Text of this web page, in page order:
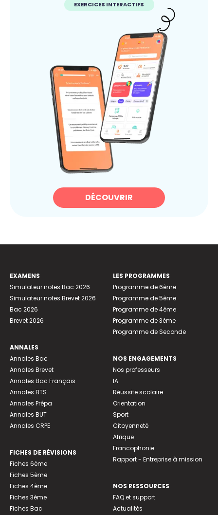
EXERCICES INTERACTIFS
DÉCOUVRIR
EXAMENS
Simulateur notes Bac 2026
Simulateur notes Brevet 2026
Bac 2026
Brevet 2026
ANNALES
Annales Bac
Annales Brevet
Annales Bac Français
Annales BTS
Annales Prépa
Annales BUT
Annales CRPE
FICHES DE RÉVISIONS
Fiches 6ème
Fiches 5ème
Fiches 4ème
Fiches 3ème
Fiches Bac
LES PROGRAMMES
Programme de 6ème
Programme de 5ème
Programme de 4ème
Programme de 3ème
Programme de Seconde
NOS ENGAGEMENTS
Nos professeurs
IA
Réussite scolaire
Orientation
Sport
Citoyenneté
Afrique
Francophonie
Rapport - Entreprise à mission
NOS RESSOURCES
FAQ et support
Actualités